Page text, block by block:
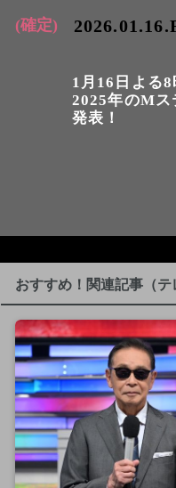
1月16日よる
2025年のMス
発表！
おすすめ！関連記事（テ